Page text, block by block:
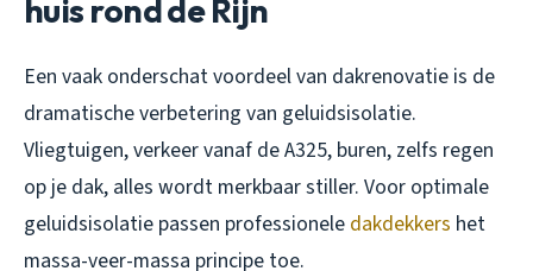
huis rond de Rijn
Een vaak onderschat voordeel van dakrenovatie is de
dramatische verbetering van geluidsisolatie.
Vliegtuigen, verkeer vanaf de A325, buren, zelfs regen
op je dak, alles wordt merkbaar stiller. Voor optimale
geluidsisolatie passen professionele dakdekkers het
massa-veer-massa principe toe.